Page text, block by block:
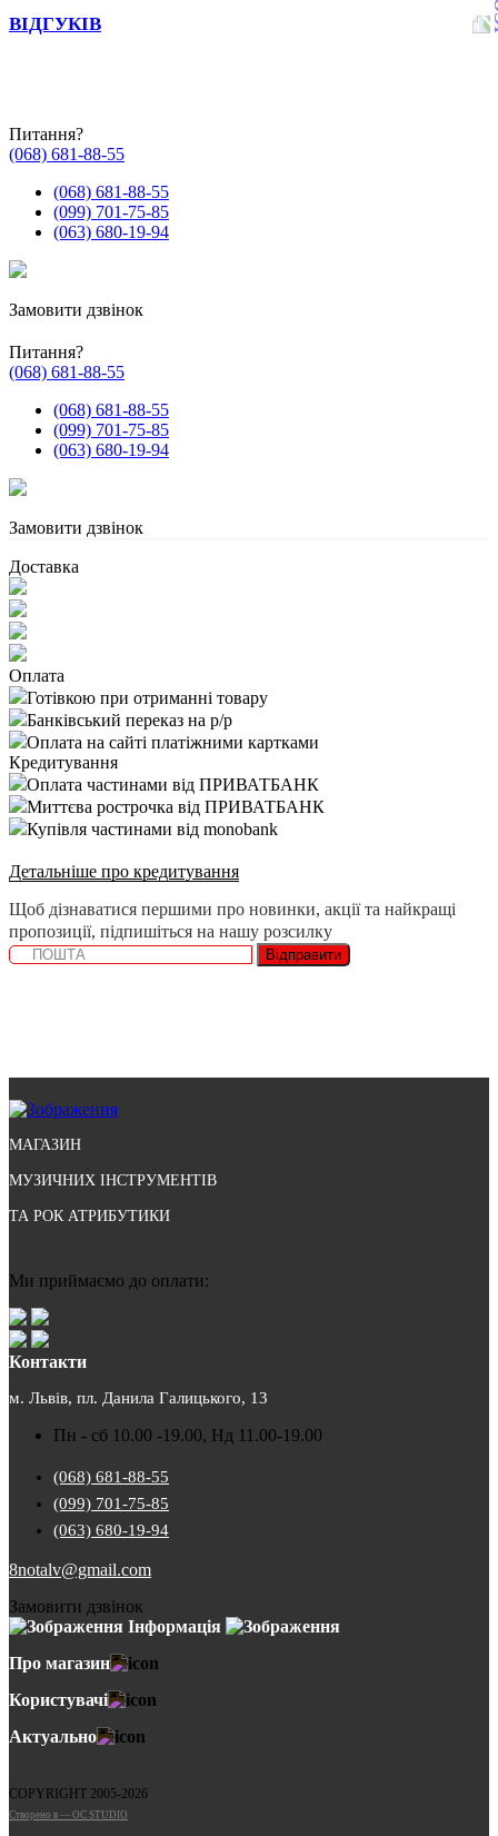
ВІДГУКІВ
Питання?
(068) 681-88-55
(068) 681-88-55
(099) 701-75-85
(063) 680-19-94
Замовити дзвінок
Питання?
(068) 681-88-55
(068) 681-88-55
(099) 701-75-85
(063) 680-19-94
Замовити дзвінок
Доставка
Оплата
Готівкою при отриманні товару
Банківський переказ на р/р
Оплата на сайті платіжними картками
Кредитування
Оплата частинами від ПРИВАТБАНК
Миттєва рострочка від ПРИВАТБАНК
Купівля частинами від monobank
Детальніше про кредитування
Щоб дізнаватися першими про новинки, акції та найкращі
пропозиції, підпишіться на нашу розсилку
Відправити
МАГАЗИН
МУЗИЧНИХ ІНСТРУМЕНТІВ
ТА РОК АТРИБУТИКИ
Ми приймаємо до оплати:
Контакти
м. Львів, пл. Данила Галицького, 13
Пн - сб 10.00 -19.00, Нд 11.00-19.00
(068) 681-88-55
(099) 701-75-85
(063) 680-19-94
8notalv@gmail.com
Замовити дзвінок
Інформація
Про магазин
Користувачі
Актуально
COPYRIGHT 2005-2026
Cтворено в — OC STUDIO